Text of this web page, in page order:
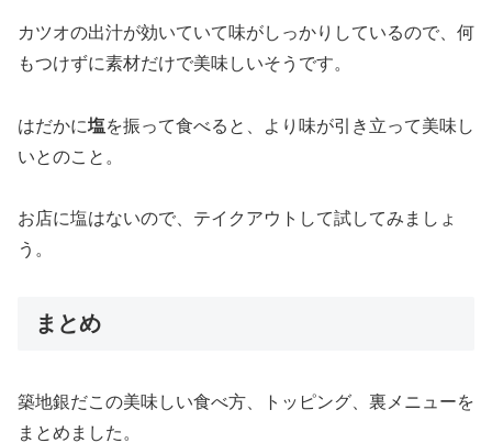
カツオの出汁が効いていて味がしっかりしているので、何
もつけずに素材だけで美味しいそうです。
はだかに塩を振って食べると、より味が引き立って美味し
いとのこと。
お店に塩はないので、テイクアウトして試してみましょ
う。
まとめ
築地銀だこの美味しい食べ方、トッピング、裏メニューを
まとめました。